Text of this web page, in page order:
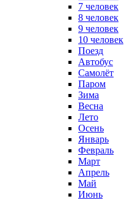
7 человек
8 человек
9 человек
10 человек
Поезд
Автобус
Самолёт
Паром
Зима
Весна
Лето
Осень
Январь
Февраль
Март
Апрель
Май
Июнь